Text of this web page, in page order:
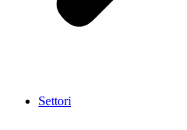
Settori